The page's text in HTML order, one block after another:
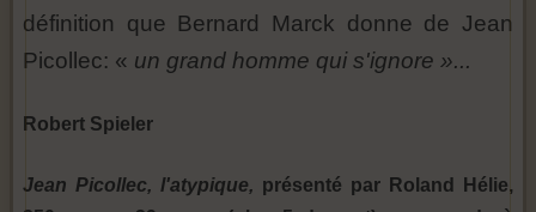
définition que Bernard Marck donne de Jean
Picollec: « un grand homme qui s'ignore »...
Robert Spieler
Jean Picollec, l'atypique, présenté par Roland Hélie,